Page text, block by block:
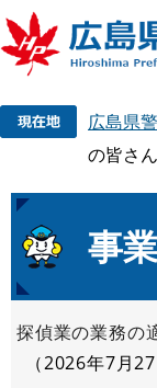
先
す
。
を
し
て
本
広島県
の皆さ
文
事
探偵業の業務の
2026年7月27